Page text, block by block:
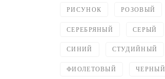
РИСУНОК РОЗОВЫЙ
СЕРЕБРЯНЫЙ СЕРЫЙ
СИНИЙ СТУДИЙНЫЙ
ФИОЛЕТОВЫЙ ЧЕРНЫЙ